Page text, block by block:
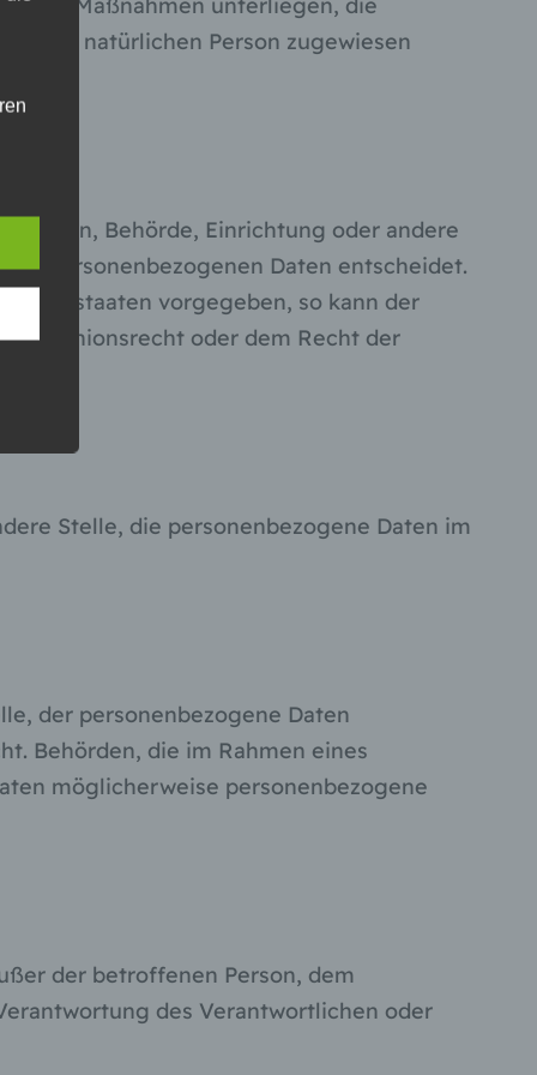
Maßnahmen unterliegen, die
natürlichen Person zugewiesen
Behörde, Einrichtung oder andere
personenbezogenen Daten entscheidet.
vorgegeben, so kann der
Unionsrecht oder dem Recht der
Stelle, die personenbezogene Daten im
der personenbezogene Daten
Behörden, die im Rahmen eines
möglicherweise personenbezogene
der betroffenen Person, dem
des Verantwortlichen oder